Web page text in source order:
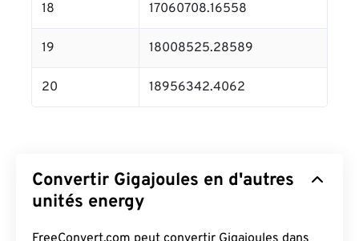
18 17060708.16558
19 18008525.28589
20 18956342.4062
Convertir Gigajoules en d'autres
unités energy